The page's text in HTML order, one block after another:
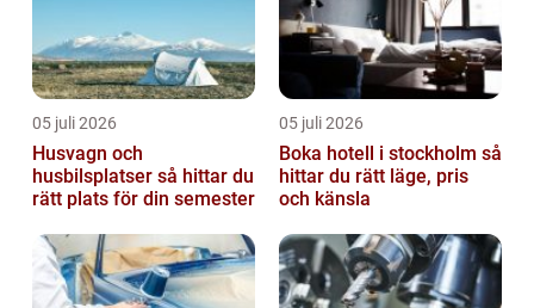
05 juli 2026
Husvagn och
husbilsplatser så hittar du
rätt plats för din semester
05 juli 2026
Boka hotell i stockholm så
hittar du rätt läge, pris
och känsla